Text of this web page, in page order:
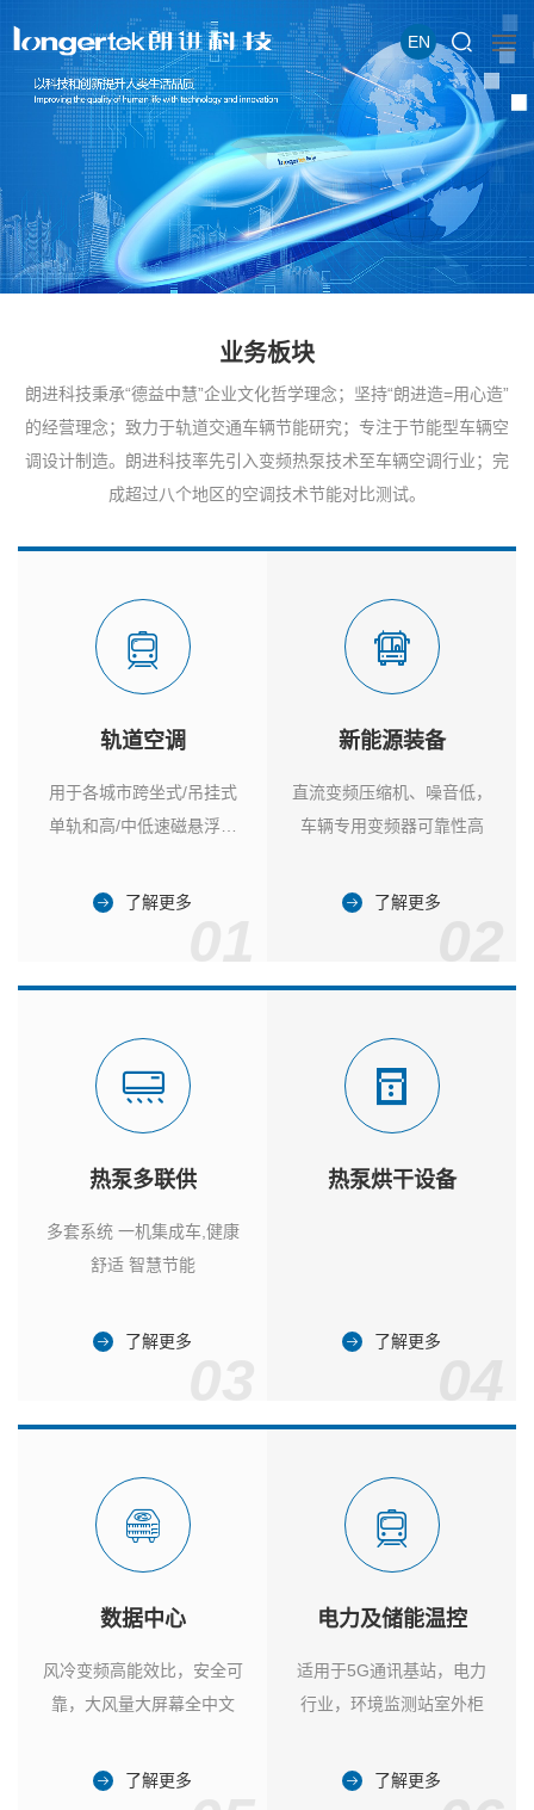
EN
业务板块
朗进科技秉承“德益中慧”企业文化哲学理念；坚持“朗进造=用心造”
的经营理念；致力于轨道交通车辆节能研究；专注于节能型车辆空
调设计制造。朗进科技率先引入变频热泵技术至车辆空调行业；完
成超过八个地区的空调技术节能对比测试。
轨道空调
用于各城市跨坐式/吊挂式
单轨和高/中低速磁悬浮列
了解更多
新能源装备
直流变频压缩机、噪音低，
车辆专用变频器可靠性高
了解更多
热泵多联供
多套系统 一机集成车,健康
舒适 智慧节能
了解更多
热泵烘干设备
了解更多
数据中心
风冷变频高能效比，安全可
靠，大风量大屏幕全中文
了解更多
电力及储能温控
适用于5G通讯基站，电力
行业，环境监测站室外柜
了解更多